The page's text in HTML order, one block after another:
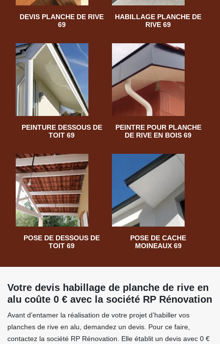
DEVIS PLANCHE DE RIVE
69
HABILLAGE PLANCHE DE
RIVE 69
PEINTURE DESSOUS DE
TOIT 69
PEINTRE POUR PLANCHE
DE RIVE EN BOIS 69
POSE DE DESSOUS DE
TOIT 69
POSE DE CACHE
MOINEAUX 69
Votre devis habillage de planche de rive en
alu coûte 0 € avec la société RP Rénovation
Avant d’entamer la réalisation de votre projet d’habiller vos
planches de rive en alu, demandez un devis. Pour ce faire,
contactez la société RP Rénovation. Elle établit un devis avec 0 €